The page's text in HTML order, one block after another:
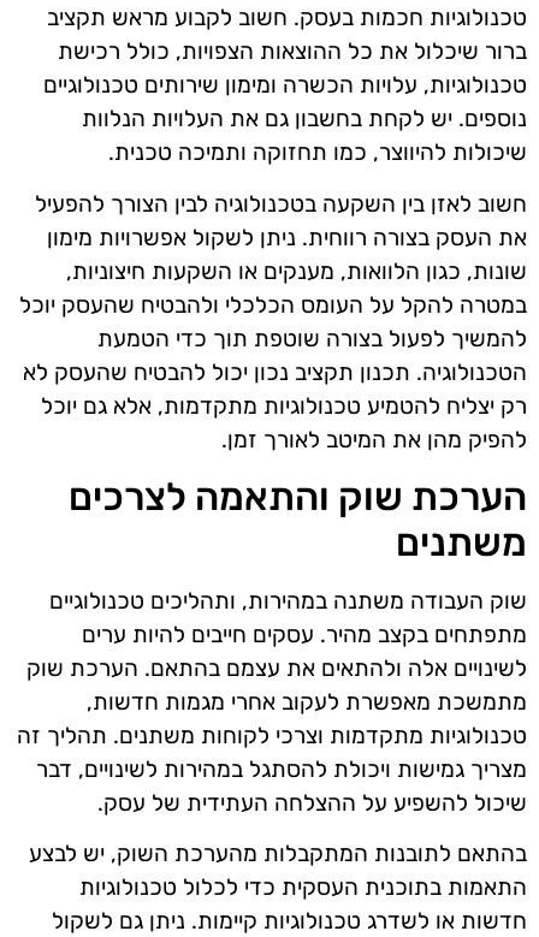
טכנולוגיות חכמות בעסק. חשוב לקבוע מראש תקציב
ברור שיכלול את כל ההוצאות הצפויות, כולל רכישת
טכנולוגיות, עלויות הכשרה ומימון שירותים טכנולוגיים
נוספים. יש לקחת בחשבון גם את העלויות הנלוות
שיכולות להיווצר, כמו תחזוקה ותמיכה טכנית.
חשוב לאזן בין השקעה בטכנולוגיה לבין הצורך להפעיל
את העסק בצורה רווחית. ניתן לשקול אפשרויות מימון
שונות, כגון הלוואות, מענקים או השקעות חיצוניות,
במטרה להקל על העומס הכלכלי ולהבטיח שהעסק יוכל
להמשיך לפעול בצורה שוטפת תוך כדי הטמעת
הטכנולוגיה. תכנון תקציב נכון יכול להבטיח שהעסק לא
רק יצליח להטמיע טכנולוגיות מתקדמות, אלא גם יוכל
להפיק מהן את המיטב לאורך זמן.
הערכת שוק והתאמה לצרכים
משתנים
שוק העבודה משתנה במהירות, ותהליכים טכנולוגיים
מתפתחים בקצב מהיר. עסקים חייבים להיות ערים
לשינויים אלה ולהתאים את עצמם בהתאם. הערכת שוק
מתמשכת מאפשרת לעקוב אחרי מגמות חדשות,
טכנולוגיות מתקדמות וצרכי לקוחות משתנים. תהליך זה
מצריך גמישות ויכולת להסתגל במהירות לשינויים, דבר
שיכול להשפיע על ההצלחה העתידית של עסק.
בהתאם לתובנות המתקבלות מהערכת השוק, יש לבצע
התאמות בתוכנית העסקית כדי לכלול טכנולוגיות
חדשות או לשדרג טכנולוגיות קיימות. ניתן גם לשקול